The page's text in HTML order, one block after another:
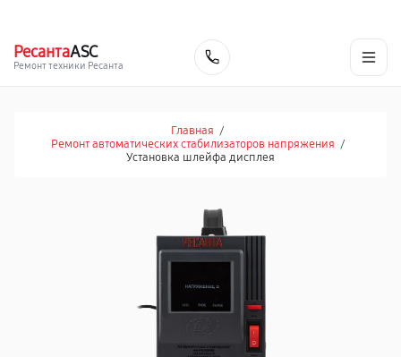
РесантаASC
Ремонт техники Ресанта
Главная /
Ремонт автоматических стабилизаторов напряжения /
Установка шлейфа дисплея